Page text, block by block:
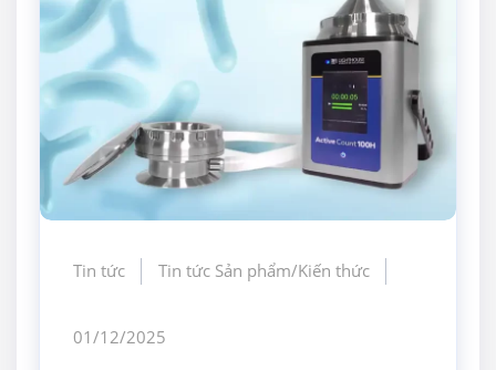
Tin tức Tin tức Sản phẩm/Kiến thức
01/12/2025